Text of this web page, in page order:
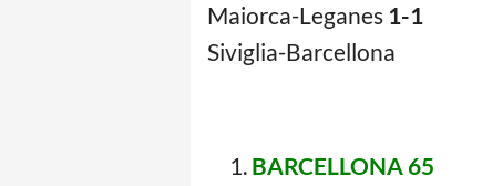
Maiorca-Leganes 1-1
Siviglia-Barcellona
BARCELLONA 65